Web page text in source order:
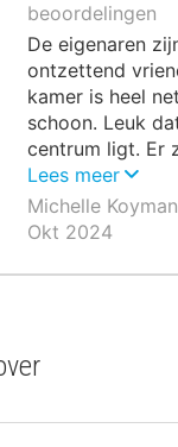
10
,
beoordelingen
De eigenaren
ontzettend
kamer is heel
schoon. Leuk
centrum ligt. Er
leuke winkeltjes.
Lees meer
Michelle
Okt 2024